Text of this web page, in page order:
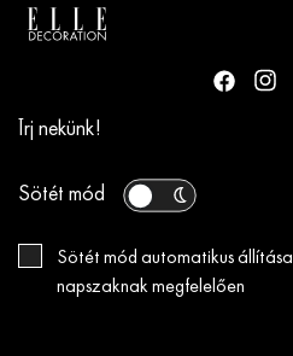
Írj nekünk!
Sötét mód
Sötét mód automatikus állítása
napszaknak megfelelően